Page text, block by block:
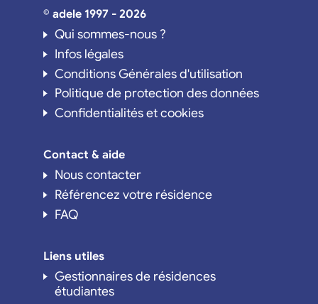
© adele 1997 - 2026
Qui sommes-nous ?
Infos légales
Conditions Générales d'utilisation
Politique de protection des données
Confidentialités et cookies
Contact & aide
Nous contacter
Référencez votre résidence
FAQ
Liens utiles
Gestionnaires de résidences
étudiantes